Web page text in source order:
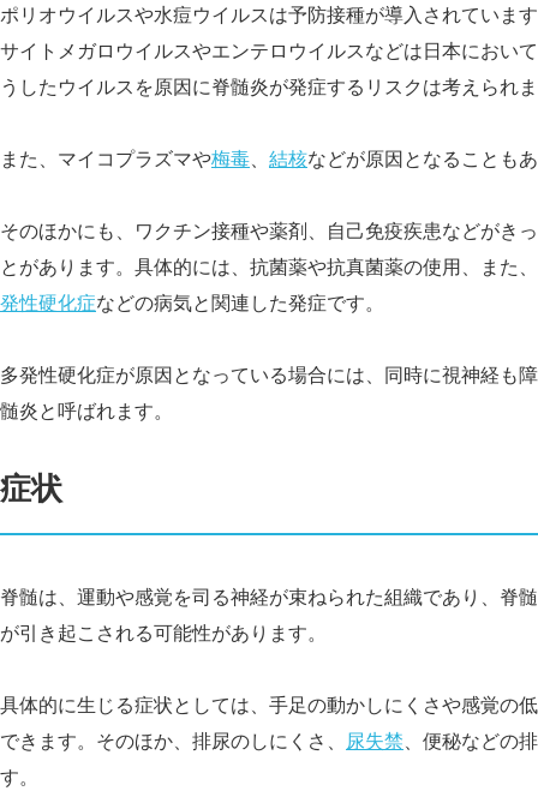
ポリオウイルスや水痘ウイルスは予防接種が導入されていま
サイトメガロウイルスやエンテロウイルスなどは日本におい
うしたウイルスを原因に脊髄炎が発症するリスクは考えられ
また、マイコプラズマや梅毒、 結核などが原因となることも
そのほかにも、ワクチン接種や薬剤、自己免疫疾患などがき
とがあります。具体的には、抗菌薬や抗真菌薬の使用、また、
発性硬化症などの病気と関連した発症です。
多発性硬化症が原因となっている場合には、同時に視神経も
髄炎と呼ばれます。
症状
脊髄は、運動や感覚を司る神経が束ねられた組織であり、脊
が引き起こされる可能性があります。
具体的に生じる症状としては、手足の動かしにくさや感覚の
できます。そのほか、排尿のしにくさ、 尿失禁、便秘などの
す。